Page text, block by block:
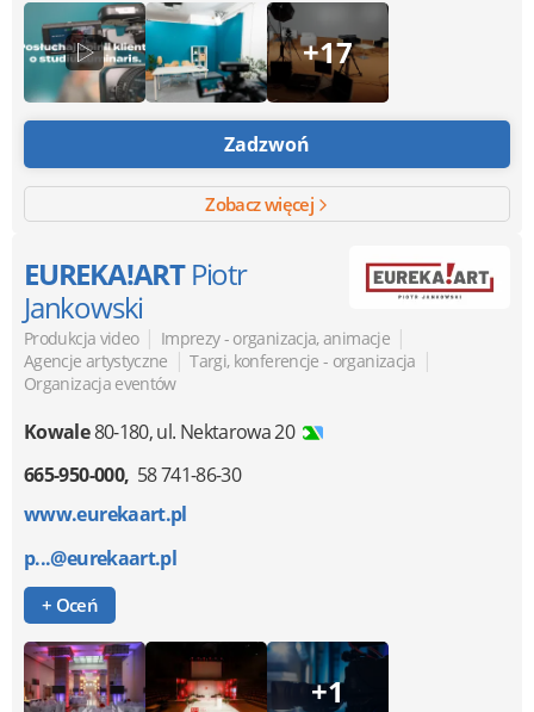
+17
Zadzwoń
Zobacz więcej
EUREKA!ART Piotr
Jankowski
Produkcja video | Imprezy - organizacja, animacje |
Agencje artystyczne | Targi, konferencje - organizacja |
Organizacja eventów
Kowale80-180,ul. Nektarowa 20
665-950-000 58 741-86-30
www.eurekaart.pl
p...@eurekaart.pl
+ Oceń
+1